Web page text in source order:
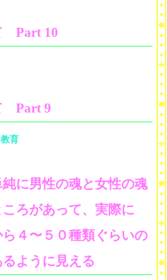
Part 10
Part 9
教育
に男性の魂と女性の魂
ろがあって、実際に
４〜５０種類ぐらいの
ように見える